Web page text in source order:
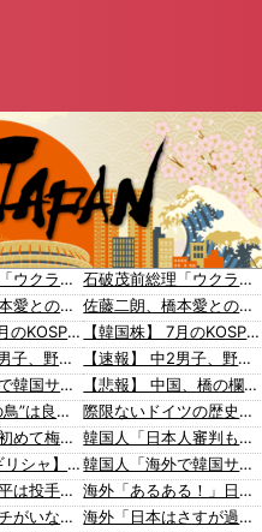
石破茂前総理「ウクライナが核放棄しなければロシア侵攻しなかった」！
佐藤二朗、橋本愛との騒動で主演映画が完全白紙へｗｗｗｗｗ
【韓国株】 7月のKOSPI 28.9％下落…通貨危機を超える過去最大の下げ幅
【速報】 中2男子、野球部の練習中に頭部を強打しCT検査→70代医師「問題ないです」→中学生〇亡「他人のCT画像みてました」
韓国人「海外で韓国サッカーの2002年ベスト4の実力は、実際にはどれくらい認められてるんだ…？（ﾌﾞﾙﾌﾞﾙ」＝韓国の反応
海外「”京都の鳥”は良いぞ」小規模だけどお勧めな日本の観光名所／お店に対する海外の反応
海外「日本で初めて梅干しなるものを食べた」日本旅行で食べた変わった食べ物に対する海外の反応
【イタリア-ギリシャ】古代からのライバル関係【ポーランドボール】
海外「大谷翔平は投手としてどれくらいすごいの？野球初心者のおれに教えて」目の肥えたMLBファンが語る評価は・・・【海外の反応】
外国人「アンチがいない女性アニメキャラといえば誰が思い浮かぶ？」
石破茂前総理「ウクライナが核放棄しなければロシア侵攻しなかった」！
佐藤二朗、橋本愛との騒動で主演映画が完全白紙へｗｗｗｗｗ
【韓国株】 7月のKOSPI 28.9％下落…通貨危機を超える過去最大の下げ幅
【速報】 中2男子、野球部の練習中に頭部を強打しCT検査→70代医師「問題ないです」→中学生〇亡「他人のCT画像みてました」
【悲報】 中国、橋の欄干が強風一発で粉々に 鉄筋ゼロ 当局「接着剤でくっつけただけ」「正常で、品質問題はない」
際限ないドイツの歴史謝罪、80年前のホロコースト被害者に賠償…「日本はドイツを見習え」
韓国人「日本人審判も多数含まれていたサッカー協会の衝撃的な接待リストに衝撃の声！」→「日本人審判の名前が次々と明るみに‥」
韓国人「海外で韓国サッカーの2002年ベスト4の実力は、実際にはどれくらい認められてるんだ…？（ブルブル」＝韓国の反応
海外「あるある！」日本を旅行した外国人が患う新たな症状「日本語PTSD」に海外が大騒ぎ
海外「日本はさすが過ぎるｗ」 日本は野生動物の喧嘩さえ可愛くなってしまうと世界が騒然